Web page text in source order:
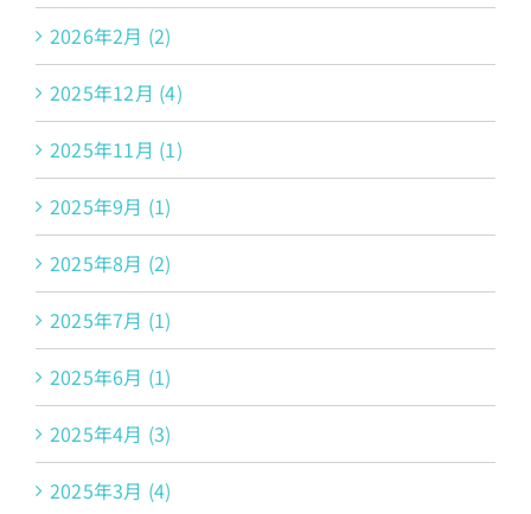
2026年2月 (2)
2025年12月 (4)
2025年11月 (1)
2025年9月 (1)
2025年8月 (2)
2025年7月 (1)
2025年6月 (1)
2025年4月 (3)
2025年3月 (4)